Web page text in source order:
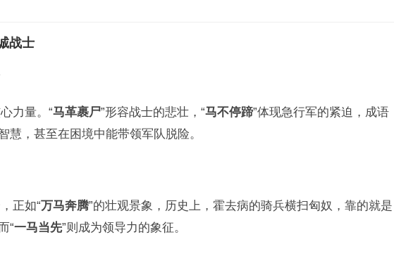
战士
力量。“马革裹尸”形容战士的悲壮，“马不停蹄”体现急行军的紧迫，成语
慧，甚至在困境中能带领军队脱险。
正如“万马奔腾”的壮观景象，历史上，霍去病的骑兵横扫匈奴，靠的就是
“一马当先”则成为领导力的象征。